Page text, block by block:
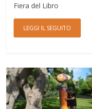
Fiera del Libro
LEGGI IL SEGUITO